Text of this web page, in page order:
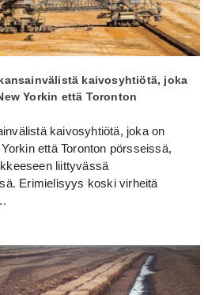
kaivosyhtiötä, joka
Yorkin että Toronton
kaivosyhtiötä, joka on
että Toronton pörsseissä,
liittyvässä
Erimielisyys koski virheitä